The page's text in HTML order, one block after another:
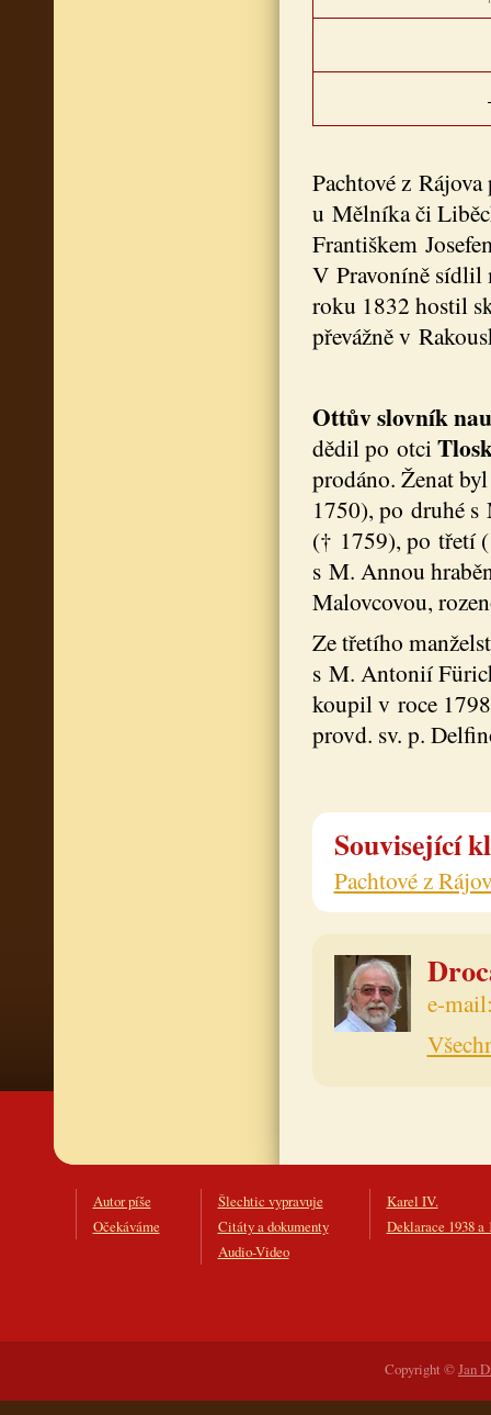
Pachtové z
u Mělníka či
Františkem
V Pravoníně sídlil
roku 1832 hostil
převážně v
Ottův slovník
dědil po otci
prodáno. Ženat
1750), po druhé s
(† 1759), po třetí
s M. Annou
Malovcovou,
Ze třetího
s M. Antonií
koupil v roce
provd. sv. p.
Související
Pachtové z
e-
Autor píše
Očekáváme
Šlechtic vypravuje
Citáty a dokumenty
Audio-Video
Karel IV.
Deklarace 1938 a
Copyright ©Jan